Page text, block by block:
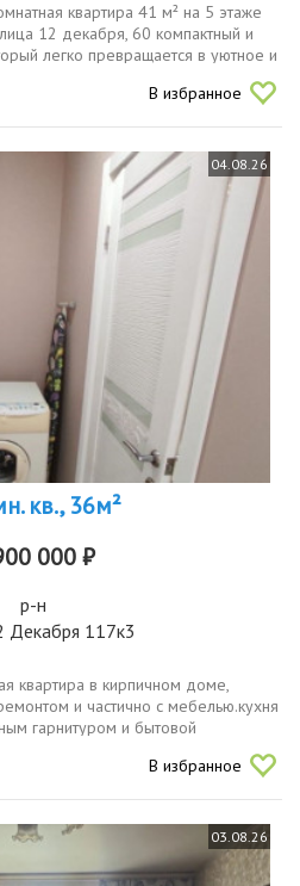
квартира 41 м² на 5 этаже
12 декабря, 60 компактный и
легко превращается в уютное и
на улицу, поэтому в
В избранное
04.08.26
кв., 36м²
000 ₽
р-н
Декабря 117к3
квартира в кирпичном доме,
и частично с мебелью.кухня
гарнитуром и бытовой
с двуспальной кроватью ванная
В избранное
03.08.26